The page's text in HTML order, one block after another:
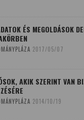
ÉS MEGOLDÁSOK
2017/05/07
AKIK SZERINT VAN
2014/10/19